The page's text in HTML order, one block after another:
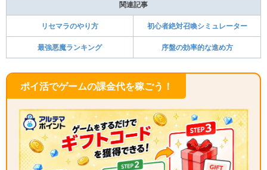
関連記事
リセマラのやり方 初心者絶対召喚シミュレーター
最強悪魔ランキング 序盤の効率的な進め方
ポイ活でゲームの課金代を稼ごう！